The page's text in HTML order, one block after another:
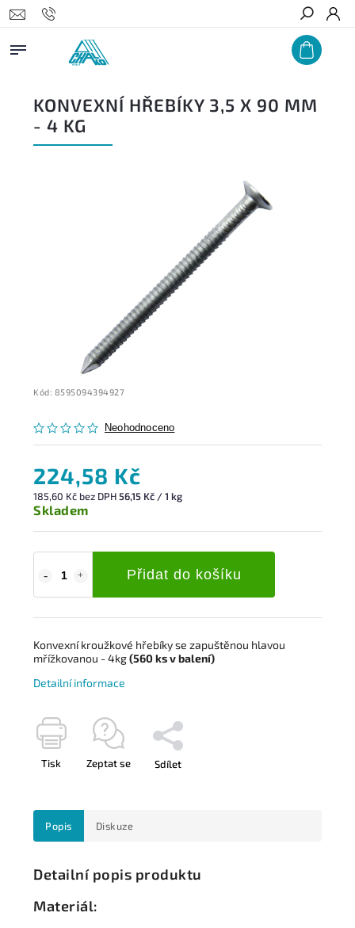
Hledat
KONVEXNÍ HŘEBÍKY 3,5 X 90 MM
- 4 KG
Kód: 8595094394927
Neohodnoceno
224,58 Kč
185,60 Kč bez DPH56,15 Kč / 1 kg
Skladem
Přidat do košíku
Konvexní kroužkové hřebíky se zapuštěnou hlavou
mřížkovanou - 4kg(560ksv balení)
Detailní informace
Tisk Zeptat se Sdílet
Popis Diskuze
Detailní popis produktu
Materiál: